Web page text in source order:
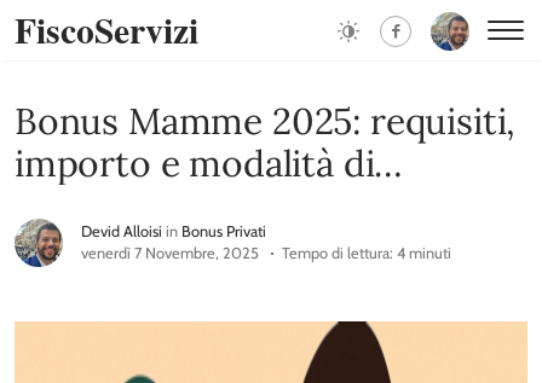
FiscoServizi
Bonus Mamme 2025: requisiti,
importo e modalità di
Devid Alloisi in Bonus Privati
venerdì 7 Novembre, 2025
Tempo di lettura: 4 minuti